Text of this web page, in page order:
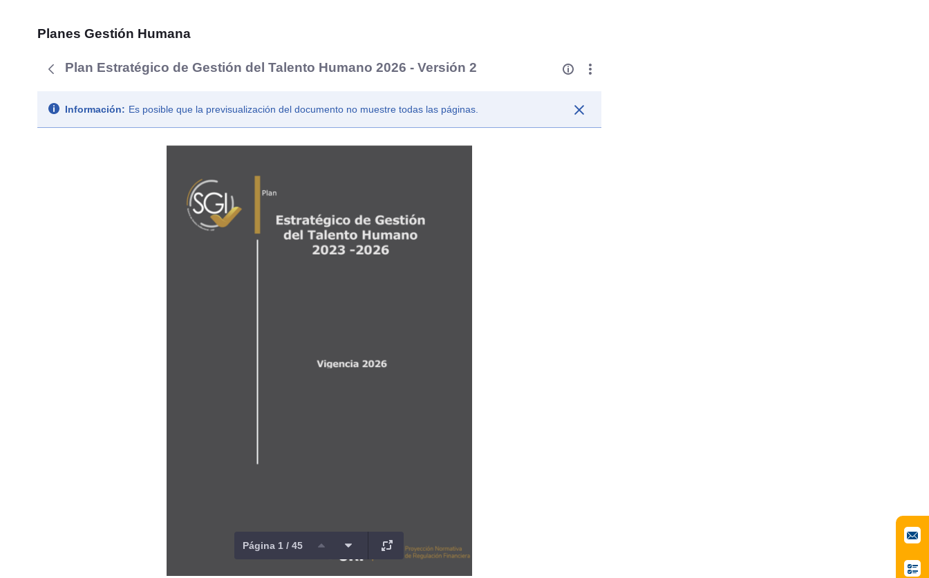
Planes Gestión Humana
Plan Estratégico de Gestión del Talento Humano 2026 - Versión 2
Información: Es posible que la previsualización del documento no muestre todas las páginas.
Página 1 / 45